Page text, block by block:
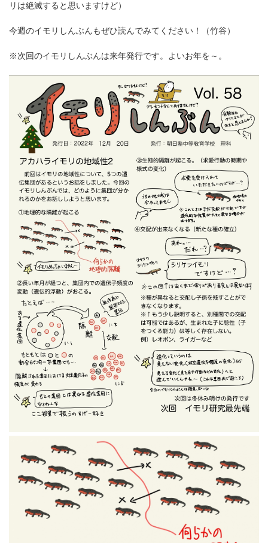
リは絶滅すると思いますけど）
今週のイモリしんぶんもぜひ読んでみてください！（竹谷）
※次回のイモリしんぶんは来年発行です。よいお年を～。